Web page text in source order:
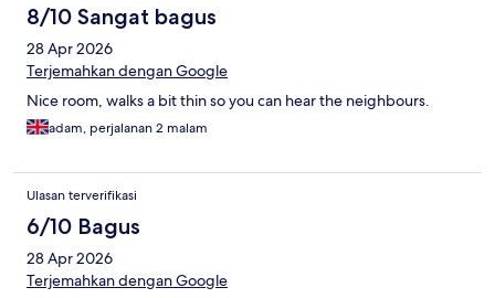
8/10 Sangat bagus
28 Apr 2026
Terjemahkan dengan Google
Nice room, walks a bit thin so you can hear the neighbours.
adam, perjalanan 2 malam
Ulasan terverifikasi
6/10 Bagus
28 Apr 2026
Terjemahkan dengan Google